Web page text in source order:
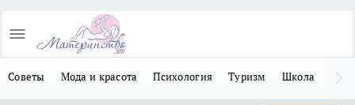
Советы Мода и красота Психология Туризм Школа